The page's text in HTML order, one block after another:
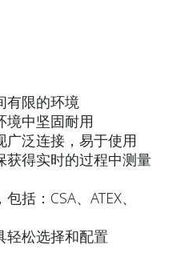
有限的环境
境中坚固耐用
广泛连接，易于使用
获得实时的过程中测量
括：CSA、ATEX、
轻松选择和配置